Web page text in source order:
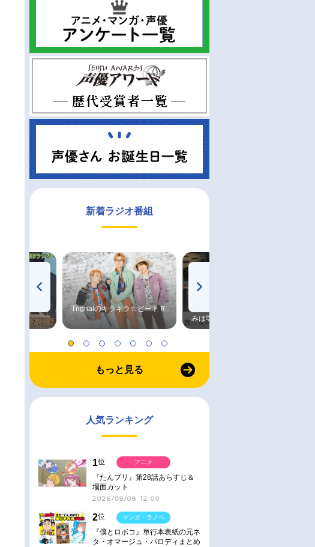
新着ラジオ番組
Trignalのキラキラ☆ビートＲ
みは塩だけ
もっと見る
人気ランキング
1位
『たんプリ』第28話あらすじ＆
場面カット
2026/08/08 12:00
アニメ
2位
『僕とロボコ』単行本表紙の元ネ
タ・オマージュ・パロディまとめ
マンガ・ラノベ